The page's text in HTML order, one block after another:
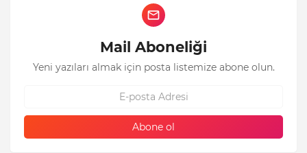
Mail Aboneliği
Yeni yazıları almak için posta listemize abone olun.